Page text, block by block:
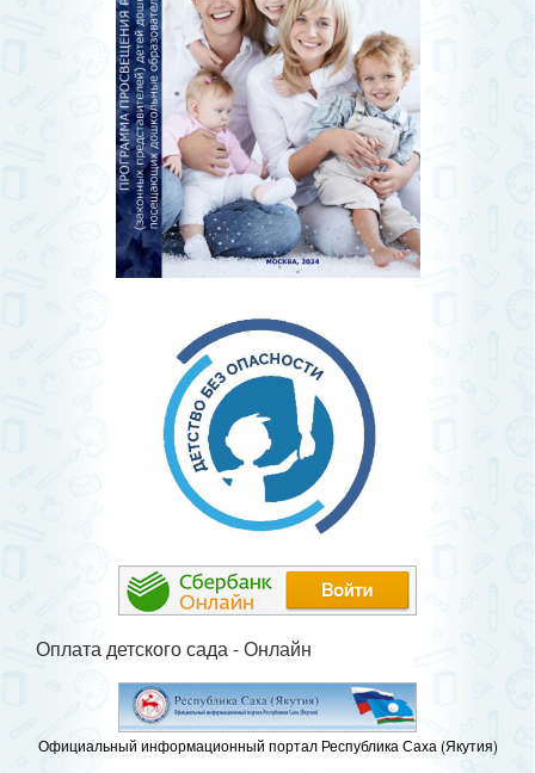
Оплата детского сада - Онлайн
Официальный информационный портал Республика Саха (Якутия)